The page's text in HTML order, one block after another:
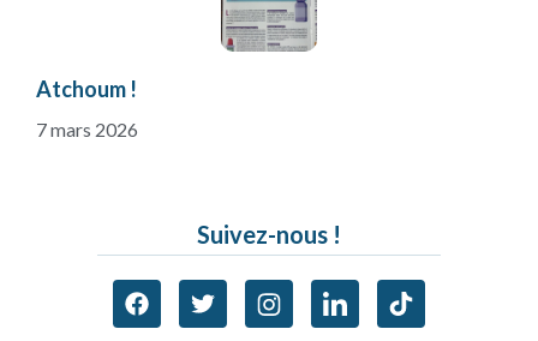
Atchoum !
7 mars 2026
Suivez-nous !